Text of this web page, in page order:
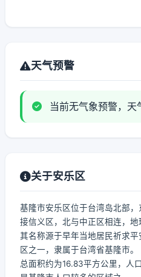
天气预警
当前无气象预警，天
关于安乐区
基隆市安乐区位于台湾岛北部
接信义区，北与中正区相连，地
其名称源于早年当地居民祈求
区之一，隶属于台湾省基隆市。
总面积约为16.83平方公里，人